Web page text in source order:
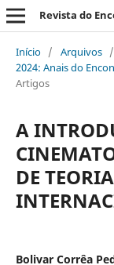
Revista do
Início / Arquivos /
2024: Anais do
Artigos
A
DE
Bolivar Corrêa